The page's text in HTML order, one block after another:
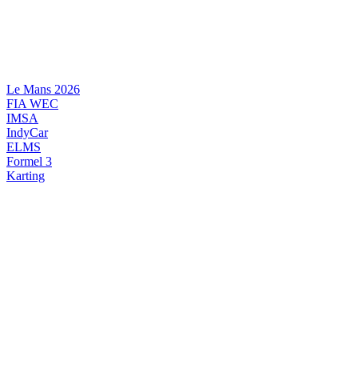
Le Mans 2026
FIA WEC
IMSA
IndyCar
ELMS
Formel 3
Karting